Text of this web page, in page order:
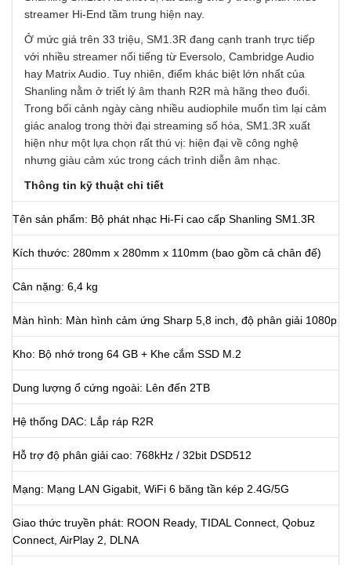
streamer Hi-End tầm trung hiện nay.
Ở mức giá trên 33 triệu, SM1.3R đang cạnh tranh trực tiếp
với nhiều streamer nổi tiếng từ Eversolo, Cambridge Audio
hay Matrix Audio. Tuy nhiên, điểm khác biệt lớn nhất của
Shanling nằm ở triết lý âm thanh R2R mà hãng theo đuổi.
Trong bối cảnh ngày càng nhiều audiophile muốn tìm lại cảm
giác analog trong thời đại streaming số hóa, SM1.3R xuất
hiện như một lựa chọn rất thú vị: hiện đại về công nghệ
nhưng giàu cảm xúc trong cách trình diễn âm nhạc.
Thông tin kỹ thuật chi tiết
Tên sản phẩm: Bộ phát nhạc Hi-Fi cao cấp Shanling SM1.3R
Kích thước: 280mm x 280mm x 110mm (bao gồm cả chân đế)
Cân nặng: 6,4 kg
Màn hình: Màn hình cảm ứng Sharp 5,8 inch, độ phân giải 1080p
Kho: Bộ nhớ trong 64 GB + Khe cắm SSD M.2
Dung lượng ổ cứng ngoài: Lên đến 2TB
Hệ thống DAC: Lắp ráp R2R
Hỗ trợ độ phân giải cao: 768kHz / 32bit DSD512
Mạng: Mạng LAN Gigabit, WiFi 6 băng tần kép 2.4G/5G
Giao thức truyền phát: ROON Ready, TIDAL Connect, Qobuz
Connect, AirPlay 2, DLNA